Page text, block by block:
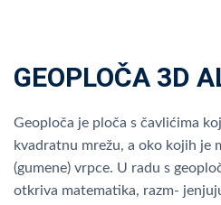
GEOPLOČA 3D
Geoploča je ploča s čavlićima
kvadratnu mrežu, a oko kojih je
(gumene) vrpce. U radu s
otkriva matematika, razm-